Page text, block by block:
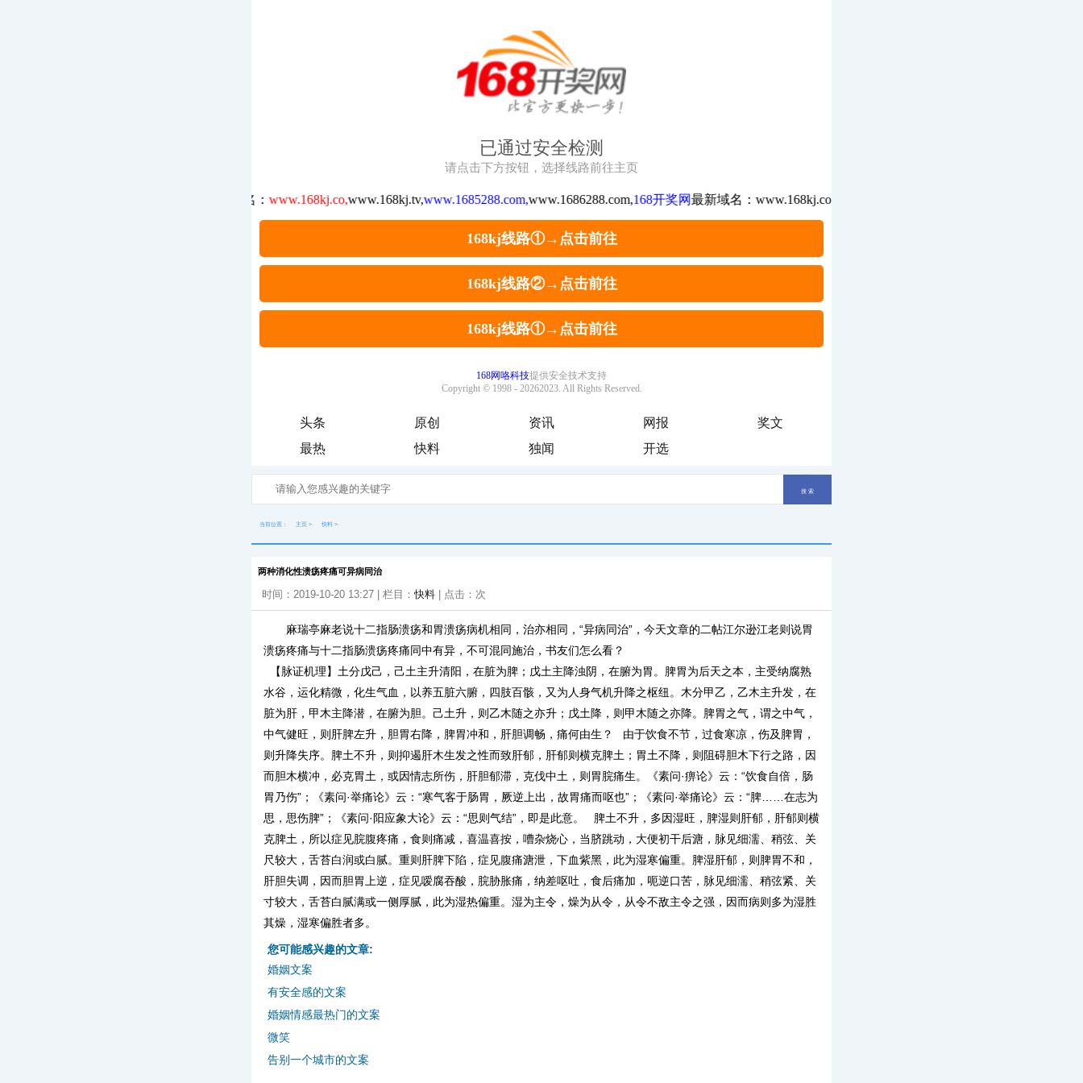
头条 原创 资讯 网报
奖文
最热
快料 独闻 开选
当前位置： 主页 > 快料 >
两种消化性溃疡疼痛可异病同治
时间：2019-10-20 13:27 | 栏目：快料 | 点击： 次
麻瑞亭麻老说十二指肠溃疡和胃溃疡病机相同，治亦相同，“异病同治”，今天文章的二帖江尔逊江老则说胃
溃疡疼痛与十二指肠溃疡疼痛同中有异，不可混同施治，书友们怎么看？
【脉证机理】土分戊己，己土主升清阳，在脏为脾；戊土主降浊阴，在腑为胃。脾胃为后天之本，主受纳腐熟
水谷，运化精微，化生气血，以养五脏六腑，四肢百骸，又为人身气机升降之枢纽。木分甲乙，乙木主升发，在
脏为肝，甲木主降潜，在腑为胆。己土升，则乙木随之亦升；戊土降，则甲木随之亦降。脾胃之气，谓之中气，
中气健旺，则肝脾左升，胆胃右降，脾胃冲和，肝胆调畅，痛何由生？ 由于饮食不节，过食寒凉，伤及脾胃，
则升降失序。脾土不升，则抑遏肝木生发之性而致肝郁，肝郁则横克脾土；胃土不降，则阻碍胆木下行之路，因
而胆木横冲，必克胃土，或因情志所伤，肝胆郁滞，克伐中土，则胃脘痛生。《素问·痹论》云：“饮食自倍，肠
胃乃伤”；《素问·举痛论》云：“寒气客于肠胃，厥逆上出，故胃痛而呕也”；《素问·举痛论》云：“脾……在志为
思，思伤脾”；《素问·阳应象大论》云：“思则气结”，即是此意。 脾土不升，多因湿旺，脾湿则肝郁，肝郁则横
克脾土，所以症见脘腹疼痛，食则痛减，喜温喜按，嘈杂烧心，当脐跳动，大便初干后溏，脉见细濡、稍弦、关
尺较大，舌苔白润或白腻。重则肝脾下陷，症见腹痛溏泄，下血紫黑，此为湿寒偏重。脾湿肝郁，则脾胃不和，
肝胆失调，因而胆胃上逆，症见嗳腐吞酸，脘胁胀痛，纳差呕吐，食后痛加，呃逆口苦，脉见细濡、稍弦紧、关
寸较大，舌苔白腻满或一侧厚腻，此为湿热偏重。湿为主令，燥为从令，从令不敌主令之强，因而病则多为湿胜
其燥，湿寒偏胜者多。
您可能感兴趣的文章:
婚姻文案
有安全感的文案
婚姻情感最热门的文案
微笑
告别一个城市的文案